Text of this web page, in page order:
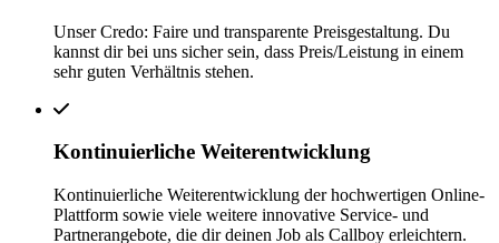
Unser Credo: Faire und transparente Preisgestaltung. Du
kannst dir bei uns sicher sein, dass Preis/Leistung in einem
sehr guten Verhältnis stehen.
Kontinuierliche Weiterentwicklung
Kontinuierliche Weiterentwicklung der hochwertigen Online-
Plattform sowie viele weitere innovative Service- und
Partnerangebote, die dir deinen Job als Callboy erleichtern.